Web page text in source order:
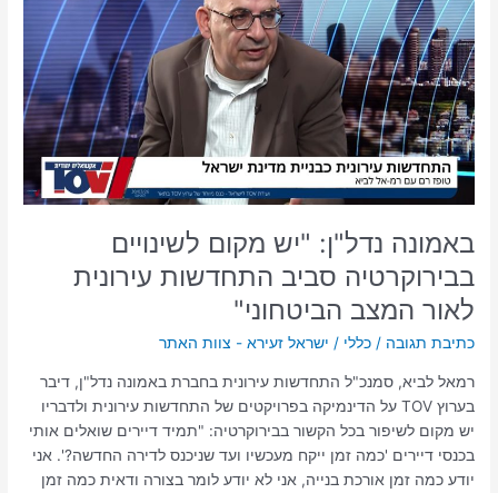
באמונה נדל"ן: "יש מקום לשינויים
בבירוקרטיה סביב התחדשות עירונית
לאור המצב הביטחוני"
כתיבת תגובה /כללי / ישראל זעירא - צוות האתר
רמאל לביא, סמנכ"ל התחדשות עירונית בחברת באמונה נדל"ן, דיבר
בערוץ TOV על הדינמיקה בפרויקטים של התחדשות עירונית ולדבריו
יש מקום לשיפור בכל הקשור בבירוקרטיה: "תמיד דיירים שואלים אותי
בכנסי דיירים 'כמה זמן ייקח מעכשיו ועד שניכנס לדירה החדשה?'. אני
יודע כמה זמן אורכת בנייה, אני לא יודע לומר בצורה ודאית כמה זמן
"יש
מקום
לשינויים
בבירוקרטיה
סביב
התחדשות
עירונית
לאור
המצב
הביטחוני"